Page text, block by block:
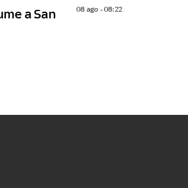
a San
08 ago - 08:22